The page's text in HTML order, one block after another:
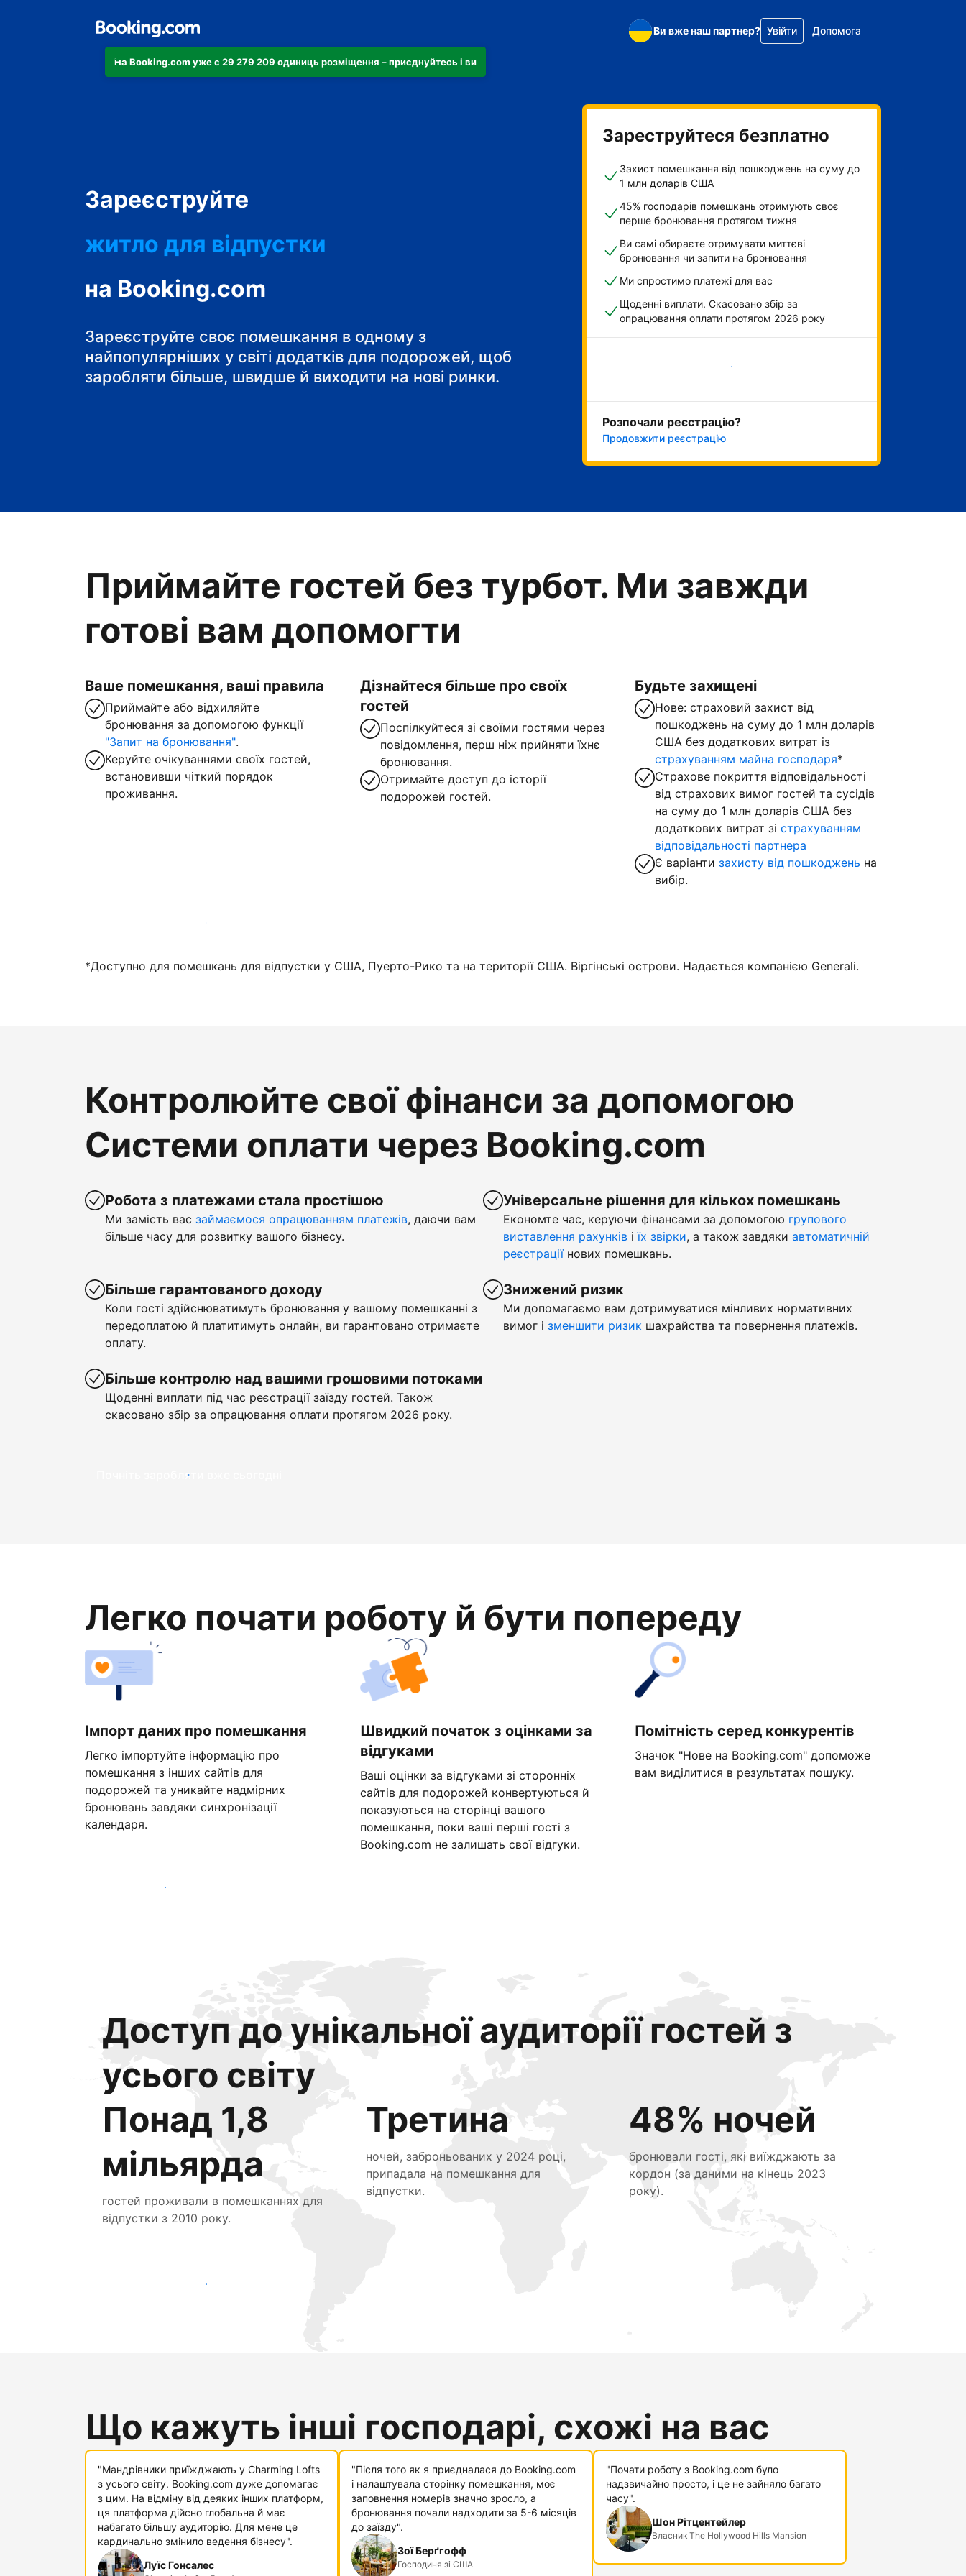
На Booking.com уже є 29 279 209 одиниць розміщення – приєднуйтесь і ви
Ви вже наш партнер? Увійти Допомога
Зареєструйте
готель
житло для відпустки
гостьовий будинок
готель типу "ліжко і сніданок"
на Booking.com
Зареєструйте своє помешкання в одному з
найпопулярніших у світі додатків для подорожей, щоб
заробляти більше, швидше й виходити на нові ринки.
Зареструйтеся безплатно
Захист помешкання від пошкоджень на суму до
1 млн доларів США
45% господарів помешкань отримують своє
перше бронювання протягом тижня
Ви самі обираєте отримувати миттєві
бронювання чи запити на бронювання
Ми спростимо платежі для вас
Щоденні виплати. Скасовано збір за
опрацювання оплати протягом 2026 року
Розпочати зараз
Розпочали реєстрацію?
Продовжити реєстрацію
Приймайте гостей без турбот. Ми завжди
готові вам допомогти
Ваше помешкання, ваші правила
Приймайте або відхиляйте
бронювання за допомогою функції
"Запит на бронювання".
Керуйте очікуваннями своїх гостей,
встановивши чіткий порядок
проживання.
Дізнайтеся більше про своїх
гостей
Поспілкуйтеся зі своїми гостями через
повідомлення, перш ніж прийняти їхнє
бронювання.
Отримайте доступ до історії
подорожей гостей.
Будьте захищені
Нове: страховий захист від
пошкоджень на суму до 1 млн доларів
США без додаткових витрат із
страхуванням майна господаря*
Страхове покриття відповідальності
від страхових вимог гостей та сусідів
на суму до 1 млн доларів США без
додаткових витрат зістрахуванням
відповідальності партнера
Є варіантизахисту від пошкоджень на
вибір.
Зареєструвати помешкання вже зараз
*Доступно для помешкань для відпустки у США, Пуерто-Рико та на території США. Віргінські острови. Надається компанією Generali.
Контролюйте свої фінанси за допомогою
Системи оплати через Booking.com
Робота з платежами стала простішою
Ми замість вас займаємося опрацюванням платежів, даючи вам
більше часу для розвитку вашого бізнесу.
Більше гарантованого доходу
Коли гості здійснюватимуть бронювання у вашому помешканні з
передоплатою й платитимуть онлайн, ви гарантовано отримаєте
оплату.
Більше контролю над вашими грошовими потоками
Щоденні виплати під час реєстрації заїзду гостей. Також
скасовано збір за опрацювання оплати протягом 2026 року.
Універсальне рішення для кількох помешкань
Економте час, керуючи фінансами за допомогою групового
виставлення рахунків іїх звірки, а також завдяки автоматичній
реєстраціїнових помешкань.
Знижений ризик
Ми допомагаємо вам дотримуватися мінливих нормативних
вимог і зменшити ризик шахрайства та повернення платежів.
Почніть заробляти вже сьогодні
Легко почати роботу й бути попереду
Імпорт даних про помешкання
Легко імпортуйте інформацію про
помешкання з інших сайтів для
подорожей та уникайте надмірних
бронювань завдяки синхронізації
календаря.
Швидкий початок з оцінками за
відгуками
Ваші оцінки за відгуками зі сторонніх
сайтів для подорожей конвертуються й
показуються на сторінці вашого
помешкання, поки ваші перші гості з
Booking.com не залишать свої відгуки.
Помітність серед конкурентів
Значок "Нове на Booking.com" допоможе
вам виділитися в результатах пошуку.
Розпочати вже сьогодні
Доступ до унікальної аудиторії гостей з
усього світу
Понад 1,8
мільярда
гостей проживали в помешканнях для
відпустки з 2010 року.
Третина
ночей, заброньованих у 2024 році,
припадала на помешкання для
відпустки.
48% ночей
бронювали гості, які виїжджають за
кордон (за даними на кінець 2023
року).
Привабити нових гостей вже сьогодні
Що кажуть інші господарі, схожі на вас
"Мандрівники приїжджають у Charming Lofts
з усього світу. Booking.com дуже допомагає
з цим. На відміну від деяких інших платформ,
ця платформа дійсно глобальна й має
набагато більшу аудиторію. Для мене це
кардинально змінило ведення бізнесу".
Луїс Гонсалес
"Після того як я приєдналася до Booking.com
і налаштувала сторінку помешкання, моє
заповнення номерів значно зросло, а
бронювання почали надходити за 5-6 місяців
до заїзду".
Зої Берґгофф
Господиня зі США
"Почати роботу з Booking.com було
надзвичайно просто, і це не зайняло багато
часу".
Шон Рітцентейлер
Власник The Hollywood Hills Mansion